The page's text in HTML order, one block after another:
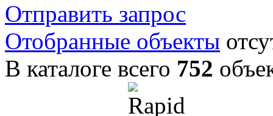
Отправить запрос
Отобранные объекты
В каталоге всего 752